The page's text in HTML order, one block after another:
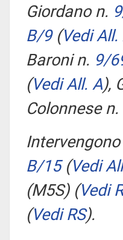
Giordano n.
B/9 (Vedi All.
Baroni n. 9/
(Vedi All. A),
Colonnese n.
B/15 (Vedi
(M5S) (Vedi
(Vedi RS).